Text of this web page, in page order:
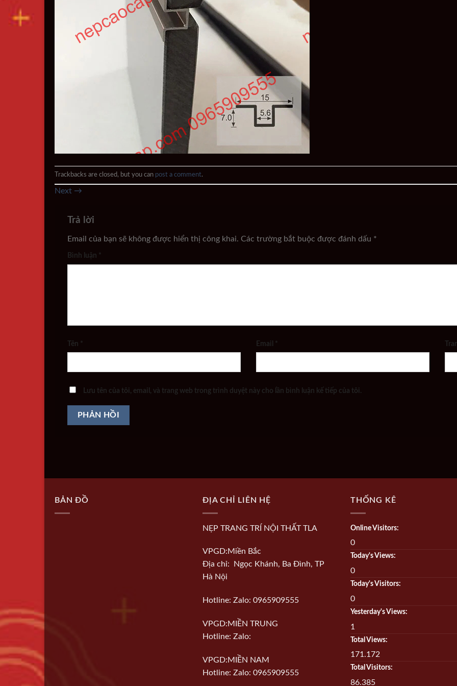
Trackbacks are closed, but you can post a comment.
Next →
Trả lời
Email của bạn sẽ không được hiển thị công khai. Các trường bắt buộc được đánh dấu *
Bình luận *
Tên * Email *
Lưu tên của tôi, email, và trang web trong trình duyệt này cho lần bình luận kế tiếp của tôi.
BẢN ĐỒ ĐỊA CHỈ LIÊN HỆ
NẸP TRANG TRÍ NỘI THẤT TLA
VPGD:Miền Bắc
Địa chỉ: Ngọc Khánh, Ba Đình, TP
Hà Nội
Hotline: Zalo: 0965909555
VPGD:MIỀN TRUNG
Hotline: Zalo:
VPGD:MIỀN NAM
Hotline: Zalo: 0965909555
THỐNG KÊ
Online Visitors:
0
Today's Views:
0
Today's Visitors:
0
Yesterday's Views:
1
Total Views:
171.172
Total Visitors:
86.385